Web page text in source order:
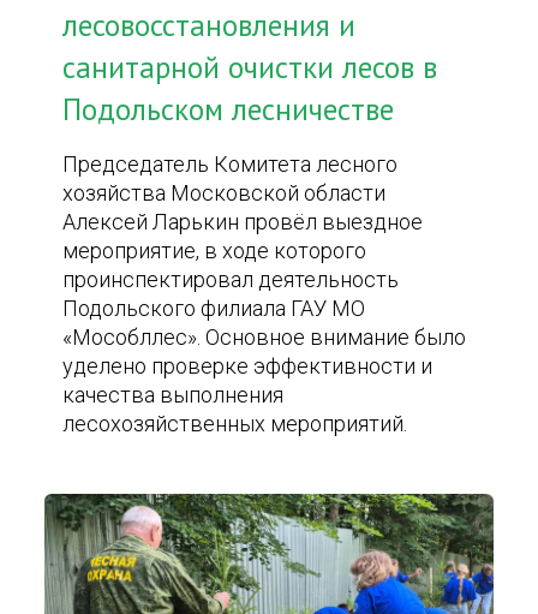
лесовосстановления и
санитарной очистки лесов в
Подольском лесничестве
Председатель Комитета лесного
хозяйства Московской области
Алексей Ларькин провёл выездное
мероприятие, в ходе которого
проинспектировал деятельность
Подольского филиала ГАУ МО
«Мособллес». Основное внимание было
уделено проверке эффективности и
качества выполнения
лесохозяйственных мероприятий.